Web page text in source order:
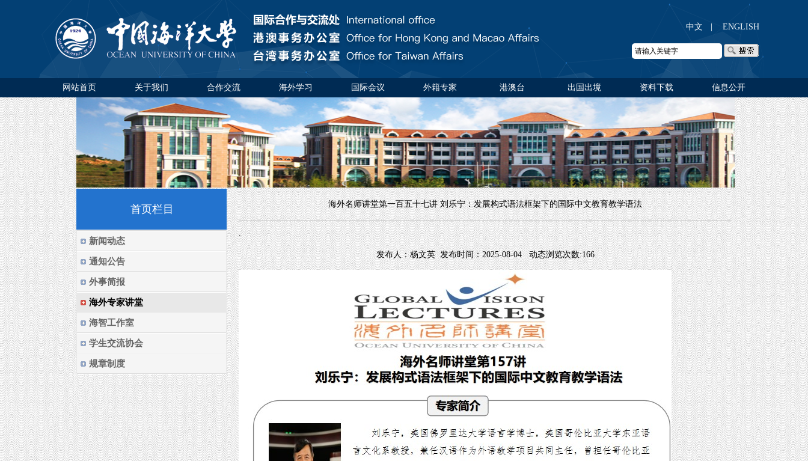
中文 ENGLISH
网站首页 关于我们 合作交流 海外学习 国际会议 外籍专家 港澳台 出国出境 资料下载 信息公开
首页栏目
新闻动态
通知公告
外事简报
海外专家讲堂
海智工作室
学生交流协会
规章制度
海外名师讲堂第一百五十七讲 刘乐宁：发展构式语法框架下的国际中文教育教学语法
.
发布人：杨文英 发布时间：2025-08-04 动态浏览次数:166